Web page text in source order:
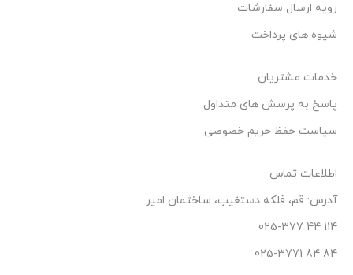
رویه ارسال سفارشات
شیوه های پرداخت
خدمات مشتریان
پاسخ به پرسش های متداول
سیاست حفظ حریم خصوصی
اطلاعات تماس
آدرس: قم، فلکه دستغیب، ساختمان امیر
114 44 025-377
84 84 025-3771